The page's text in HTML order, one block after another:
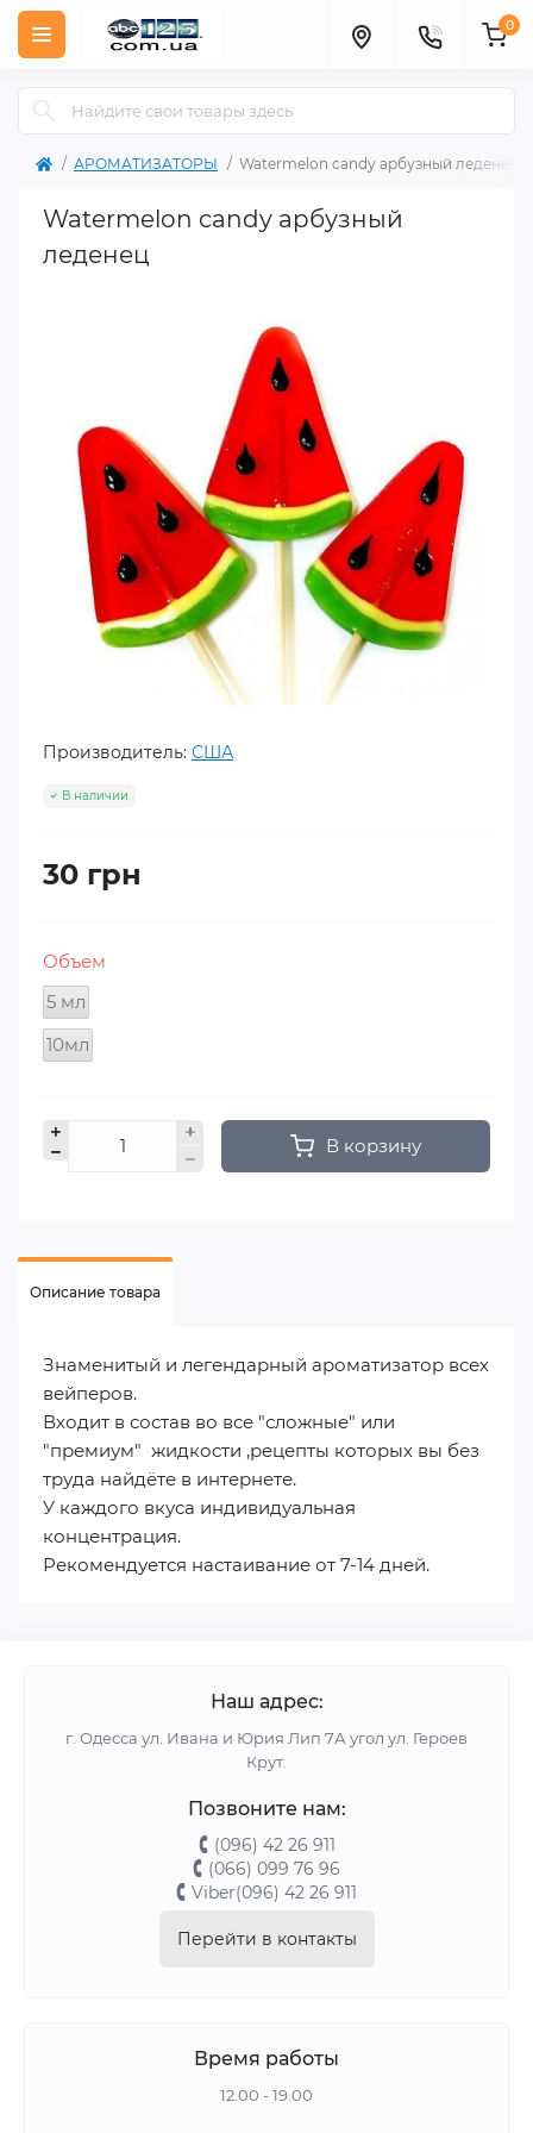
0
АРОМАТИЗАТОРЫ Watermelon candy арбузный леденец
Watermelon candy арбузный
леденец
Производитель: США
В наличии
30 грн
Объем
5 мл
10мл
В корзину
Описание товара
Знаменитый и легендарный ароматизатор всех
вейперов.
Входит в состав во все "сложные" или
"премиум" жидкости ,рецепты которых вы без
труда найдёте в интернете.
У каждого вкуса индивидуальная
концентрация.
Рекомендуется настаивание от 7-14 дней.
Наш адрес:
г. Одесса ул. Ивана и Юрия Лип 7А угол ул. Героев
Крут.
Позвоните нам:
(096) 42 26 911
(066) 099 76 96
Viber(096) 42 26 911
Перейти в контакты
Время работы
12.00 - 19.00